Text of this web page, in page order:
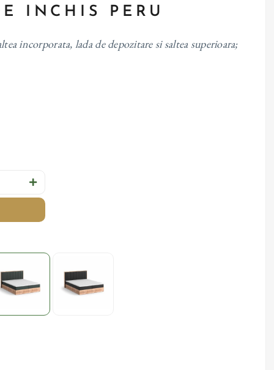
INCHIS PERU
incorporata, lada de depozitare si saltea superioara;